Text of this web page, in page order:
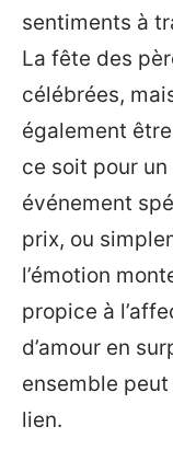
sentiments à
La fête des
célébrées,
également
ce soit pour un
événement
prix, ou
l’émotion
propice à
d’amour en
ensemble
lien.